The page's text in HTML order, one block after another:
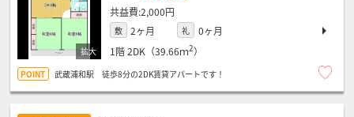
2,000円
敷 2ヶ月 礼
0ヶ月
1階2DK（39.66ｍ2）
武蔵浦和駅 徒歩8分の2DK賃貸アパートです！